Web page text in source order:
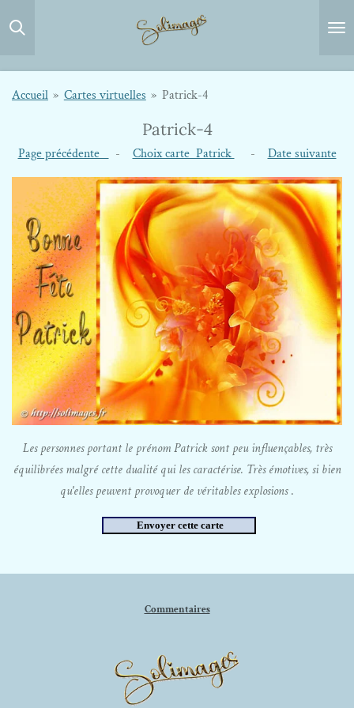
Passer
Accueil » Cartes virtuelles » Patrick-4
Patrick-4
Page précédente - Choix carte Patrick - Date suivante
Les personnes portant le prénom Patrick sont peu influençables, très
équilibrées malgré cette dualité qui les caractérise. Très émotives, si bien
qu'elles peuvent provoquer de véritables explosions.
Commentaires